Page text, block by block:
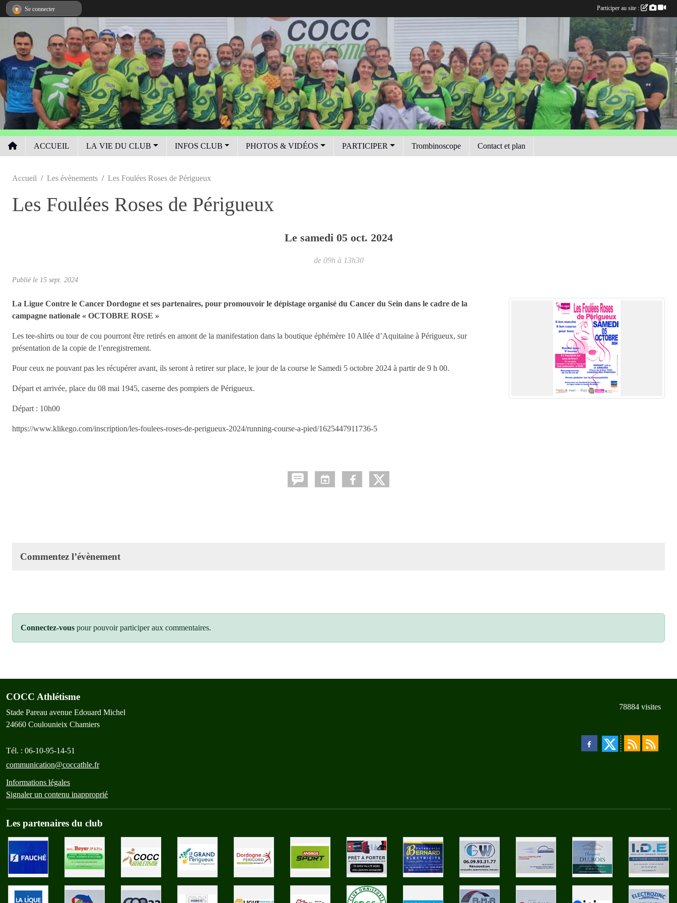
ACCUEIL LA VIE DU CLUB INFOS CLUB PHOTOS & VIDÉOS PARTICIPER Trombinoscope Contact et plan
Accueil Les évènements Les Foulées Roses de Périgueux
Les Foulées Roses de Périgueux
Le samedi 05 oct. 2024
de 09h à 13h30
Publié le 15 sept. 2024
La Ligue Contre le Cancer Dordogne et ses partenaires, pour promouvoir le dépistage organisé du Cancer du Sein dans le cadre de la
campagne nationale « OCTOBRE ROSE »
Les tee-shirts ou tour de cou pourront être retirés en amont de la manifestation dans la boutique éphémère 10 Allée d’Aquitaine à Périgueux, sur
présentation de la copie de l’enregistrement.
Pour ceux ne pouvant pas les récupérer avant, ils seront à retirer sur place, le jour de la course le Samedi 5 octobre 2024 à partir de 9 h 00.
Départ et arrivée, place du 08 mai 1945, caserne des pompiers de Périgueux.
Départ : 10h00
https://www.klikego.com/inscription/les-foulees-roses-de-perigueux-2024/running-course-a-pied/1625447911736-5
Commentez l’évènement
Connectez-vous pour pouvoir participer aux commentaires.
COCC Athlétisme
Stade Pareau avenue Edouard Michel
24660 Coulounieix Chamiers
Tél. : 06-10-95-14-51
communication@coccathle.fr
Informations légales
Signaler un contenu inapproprié
78884 visites
Les partenaires du club
Se connecter Participer au site :
Panneau de gestion des cookies